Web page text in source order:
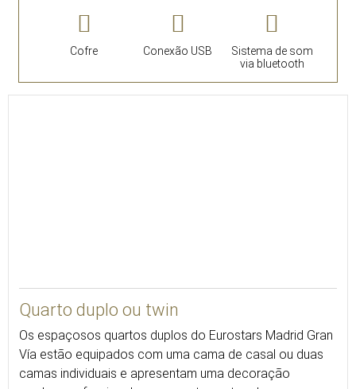
Cofre Conexão USB
Sistema de som
via bluetooth
Quarto duplo ou twin
Os espaçosos quartos duplos do Eurostars Madrid Gran
Vía estão equipados com uma cama de casal ou duas
camas individuais e apresentam uma decoração